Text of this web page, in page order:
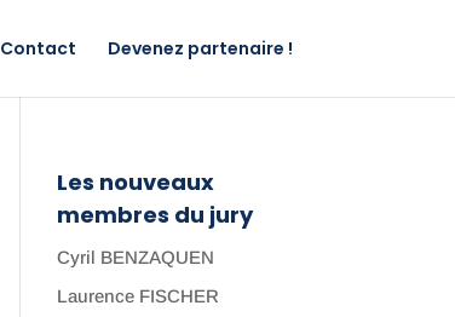
Contact Devenez partenaire !
Les nouveaux
membres du jury
Cyril BENZAQUEN
Laurence FISCHER